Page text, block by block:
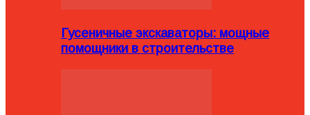
Гусеничные экскаваторы: мощные
помощники в строительстве